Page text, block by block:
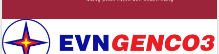
Đảng từ Sổ tay đảng viên điện tử
Đắk Lắk đẩy mạnh nuôi biển công
nghệ, hướng tới phát triển thủy sản
bền vững